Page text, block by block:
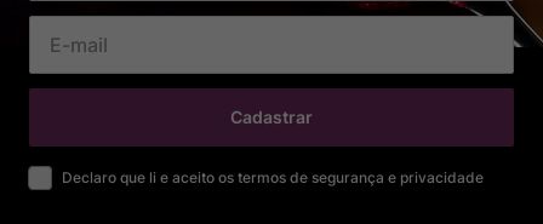
Cadastrar
Declaro que li e aceito os termos de segurança e privacidade